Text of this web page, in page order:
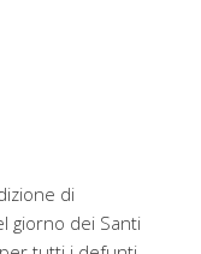
di
giorno dei Santi